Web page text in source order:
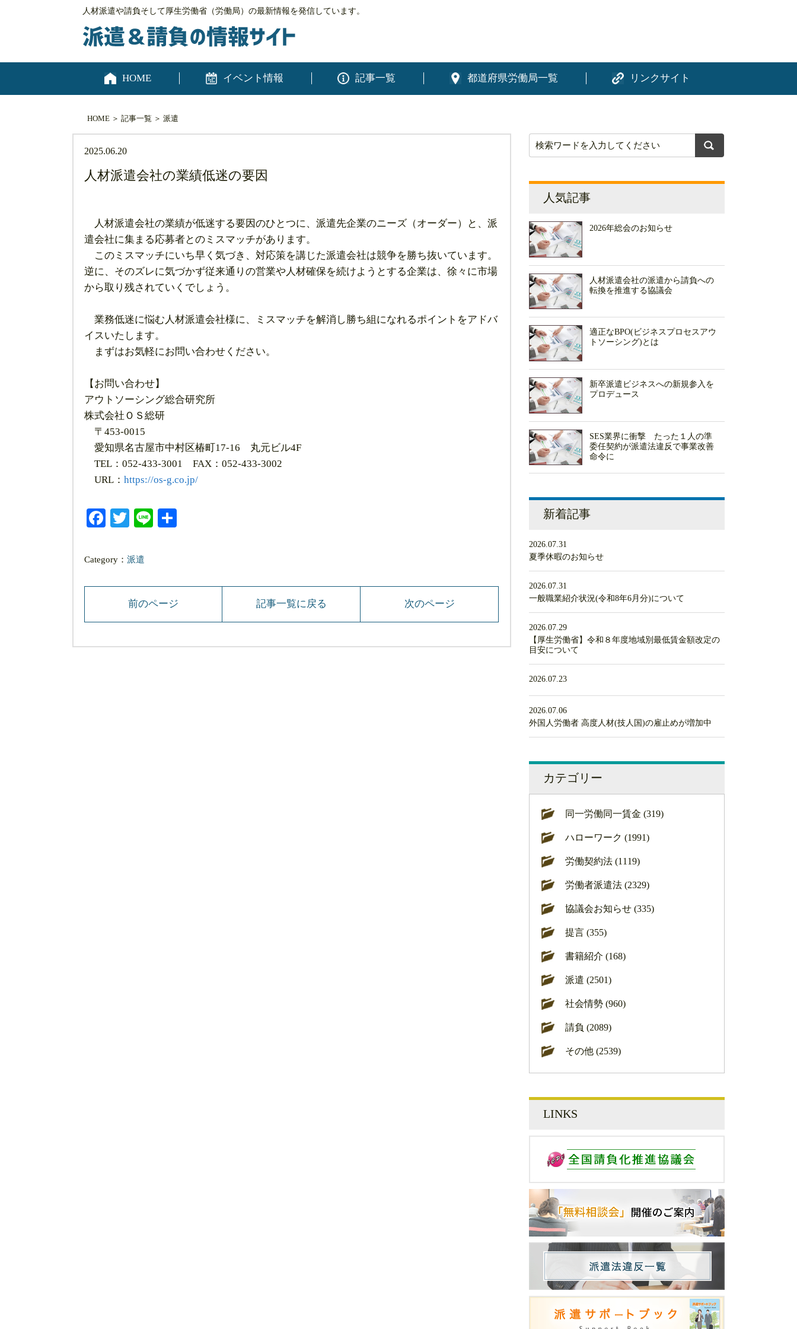
人材派遣や請負そして厚生労働省（労働局）の最新情報を発信しています。
HOME イベント情報 記事一覧 都道府県労働局一覧 リンクサイト
HOME ＞ 記事一覧 ＞ 派遣
2025.06.20
人材派遣会社の業績低迷の要因
人材派遣会社の業績が低迷する要因のひとつに、派遣先企業のニーズ（オーダー）と、派
遣会社に集まる応募者とのミスマッチがあります。
このミスマッチにいち早く気づき、対応策を講じた派遣会社は競争を勝ち抜いています。
逆に、そのズレに気づかず従来通りの営業や人材確保を続けようとする企業は、徐々に市場
から取り残されていくでしょう。
業務低迷に悩む人材派遣会社様に、ミスマッチを解消し勝ち組になれるポイントをアドバ
イスいたします。
まずはお気軽にお問い合わせください。
【お問い合わせ】
アウトソーシング総合研究所
株式会社ＯＳ総研
〒453-0015
愛知県名古屋市中村区椿町17-16 丸元ビル4F
TEL：052-433-3001 FAX：052-433-3002
URL： https://os-g.co.jp/
Facebook
Twitter
Line
Category： 派遣
前のページ 記事一覧に戻る 次のページ
人気記事
2026年総会のお知らせ
人材派遣会社の派遣から請負への
転換を推進する協議会
適正なBPO(ビジネスプロセスアウ
トソーシング)とは
新卒派遣ビジネスへの新規参入を
プロデュース
SES業界に衝撃 たった１人の準
委任契約が派遣法違反で事業改善
命令に
新着記事
2026.07.31
夏季休暇のお知らせ
2026.07.31
一般職業紹介状況(令和8年6月分)について
2026.07.29
【厚生労働省】令和８年度地域別最低賃金額改定の
目安について
2026.07.23
2026.07.06
外国人労働者 高度人材(技人国)の雇止めが増加中
カテゴリー
同一労働同一賃金 (319)
ハローワーク (1991)
労働契約法 (1119)
労働者派遣法 (2329)
協議会お知らせ (335)
提言 (355)
書籍紹介 (168)
派遣 (2501)
社会情勢 (960)
請負 (2089)
その他 (2539)
LINKS